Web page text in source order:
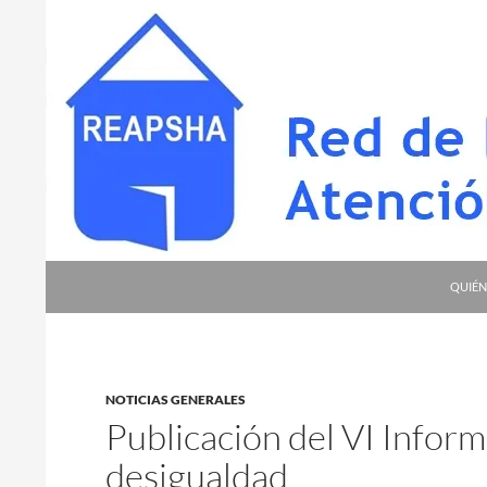
Red de Entidades para la Atención a Personas
NOTICIAS GENERALES
Publicación del VI
desigualdad